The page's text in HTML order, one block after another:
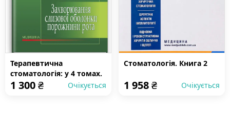
Терапевтична
стоматологія: у 4 томах.
Том 4. Захворювання
1 300₴ Очікується
Стоматологія. Книга 2
1 958₴ Очікується